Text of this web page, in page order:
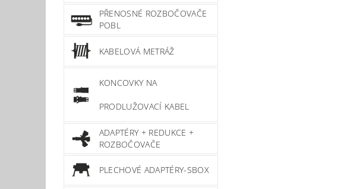
PŘENOSNÉ ROZBOČOVAČE
POBL
KABELOVÁ METRÁŽ
KONCOVKY NA
PRODLUŽOVACÍ KABEL
ADAPTÉRY + REDUKCE +
ROZBOČOVAČE
PLECHOVÉ ADAPTÉRY-SBOX